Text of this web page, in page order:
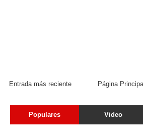
Entrada más reciente Página
Populares Video